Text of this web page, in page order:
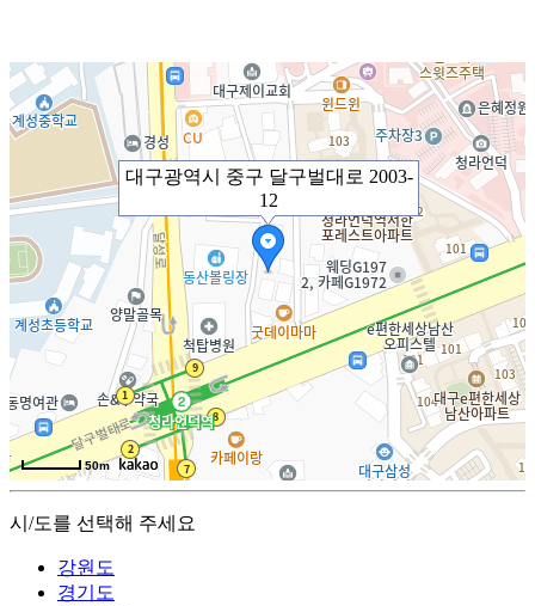
대구광역시 중구 달구벌대로 2003-
12
50m
시/도를 선택해 주세요
강원도
경기도